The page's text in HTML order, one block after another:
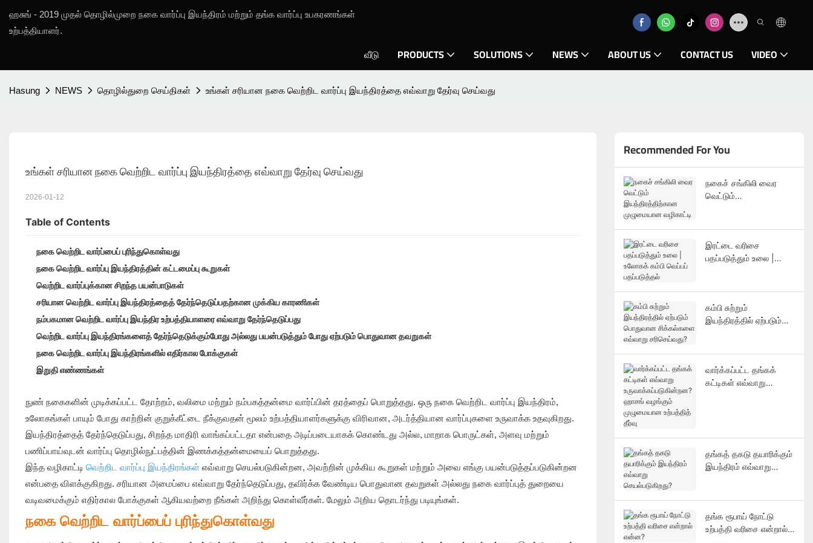
ஹசுங் - 2019 முதல் தொழில்முறை நகை வார்ப்பு இயந்திரம் மற்றும் தங்க வார்ப்பு உபகரணங்கள்
உற்பத்தியாளர்.
வீடு PRODUCTS SOLUTIONS NEWS ABOUT US CONTACT US VIDEO
Hasung NEWS தொழில்துறை செய்திகள் உங்கள் சரியான நகை வெற்றிட வார்ப்பு இயந்திரத்தை எவ்வாறு தேர்வு செய்வது
உங்கள் சரியான நகை வெற்றிட வார்ப்பு இயந்திரத்தை எவ்வாறு தேர்வு செய்வது
2026-01-12
Table of Contents
நகை வெற்றிட வார்ப்பைப் புரிந்துகொள்வது
நகை வெற்றிட வார்ப்பு இயந்திரத்தின் கட்டமைப்பு கூறுகள்
வெற்றிட வார்ப்புக்கான சிறந்த பயன்பாடுகள்
சரியான வெற்றிட வார்ப்பு இயந்திரத்தைத் தேர்ந்தெடுப்பதற்கான முக்கிய காரணிகள்
நம்பகமான வெற்றிட வார்ப்பு இயந்திர உற்பத்தியாளரை எவ்வாறு தேர்ந்தெடுப்பது
வெற்றிட வார்ப்பு இயந்திரங்களைத் தேர்ந்தெடுக்கும்போது அல்லது பயன்படுத்தும் போது ஏற்படும் பொதுவான தவறுகள்
நகை வெற்றிட வார்ப்பு இயந்திரங்களில் எதிர்கால போக்குகள்
இறுதி எண்ணங்கள்
நுண் நகைகளின் முடிக்கப்பட்ட தோற்றம், வலிமை மற்றும் நம்பகத்தன்மை வார்ப்பின் தரத்தைப் பொறுத்தது. ஒரு நகை வெற்றிட வார்ப்பு இயந்திரம்,
உலோகங்கள் பாயும் போது காற்றின் குறுக்கீட்டை நீக்குவதன் மூலம் உற்பத்தியாளர்களுக்கு விரிவான, அடர்த்தியான வார்ப்புகளை உருவாக்க உதவுகிறது.
இயந்திரத்தைத் தேர்ந்தெடுப்பது, சிறந்த மாதிரி வாங்கப்பட்டதா என்பதை அடிப்படையாகக் கொண்டது அல்ல, மாறாக பொருட்கள், அளவு மற்றும்
பணிப்பாய்வுடன் வார்ப்பு தொழில்நுட்பத்தின் இணக்கத்தன்மையைப் பொறுத்தது.
இந்த வழிகாட்டி வெற்றிட வார்ப்பு இயந்திரங்கள்எவ்வாறு செயல்படுகின்றன, அவற்றின் முக்கிய கூறுகள் மற்றும் அவை எங்கு பயன்படுத்தப்படுகின்றன
என்பதை விளக்குகிறது. சரியான அமைப்பை எவ்வாறு தேர்ந்தெடுப்பது, தவிர்க்க வேண்டிய பொதுவான தவறுகள் அல்லது நகை வார்ப்புத் துறையை
வடிவமைக்கும் எதிர்கால போக்குகள் ஆகியவற்றை நீங்கள் அறிந்து கொள்வீர்கள். மேலும் அறிய தொடர்ந்து படியுங்கள்.
நகை வெற்றிட வார்ப்பைப் புரிந்துகொள்வது
Recommended For You
நகைச் சங்கிலி வைர
வெட்டும்
இரட்டை வரிசை
பதப்படுத்தும் உலை |
கம்பி சுற்றும்
இயந்திரத்தில் ஏற்படும்
வார்க்கப்பட்ட தங்கக்
கட்டிகள் எவ்வாறு
தங்கத் தகடு தயாரிக்கும்
இயந்திரம் எவ்வாறு
தங்க ரூபாய் நோட்டு
உற்பத்தி வரிசை என்றால்